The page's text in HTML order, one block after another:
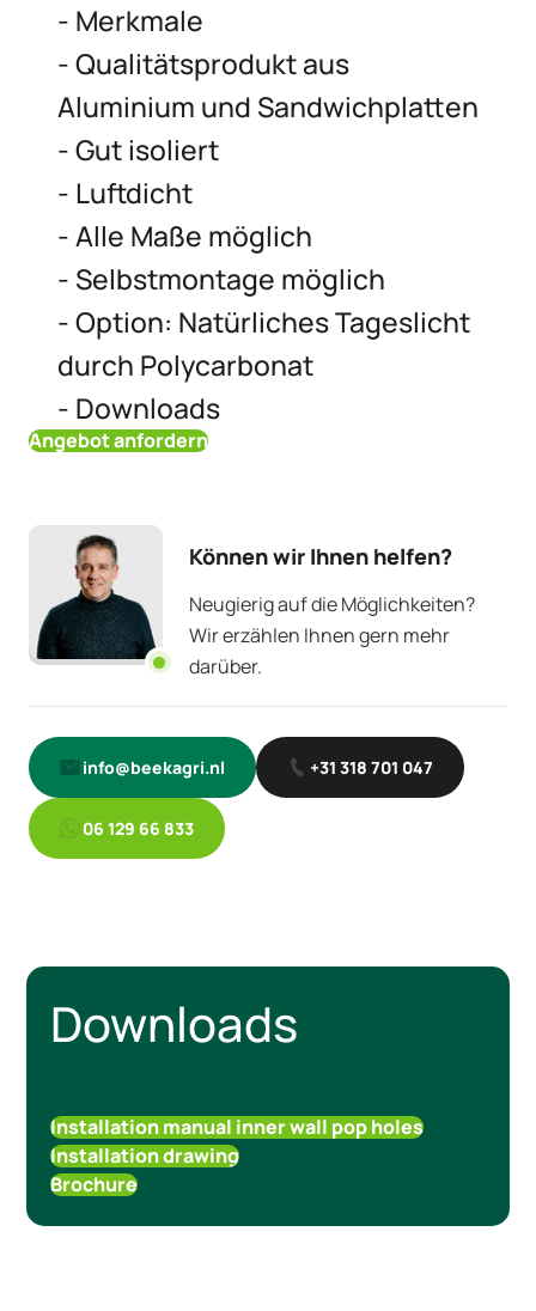
- Merkmale
- Qualitätsprodukt aus
Aluminium und Sandwichplatten
- Gut isoliert
- Luftdicht
- Alle Maße möglich
- Selbstmontage möglich
- Option: Natürliches Tageslicht
durch Polycarbonat
- Downloads
Angebot anfordern
Können wir Ihnen helfen?
Neugierig auf die Möglichkeiten?
Wir erzählen Ihnen gern mehr
darüber.
info@beekagri.nl +31 318 701 047
06 129 66 833
Downloads
Installation manual inner wall pop holes
Installation drawing
Brochure